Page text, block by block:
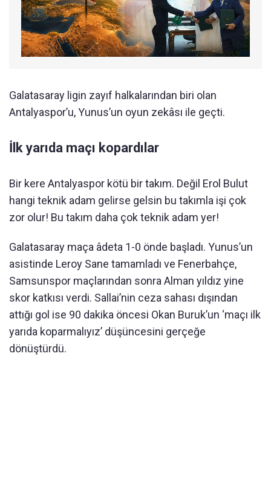
Galatasaray ligin zayıf halkalarından biri olan
Antalyaspor’u, Yunus’un oyun zekâsı ile geçti.
İlk yarıda maçı kopardılar
Bir kere Antalyaspor kötü bir takım. Değil Erol Bulut
hangi teknik adam gelirse gelsin bu takımla işi çok
zor olur! Bu takım daha çok teknik adam yer!
Galatasaray maça âdeta 1-0 önde başladı. Yunus’un
asistinde Leroy Sane tamamladı ve Fenerbahçe,
Samsunspor maçlarından sonra Alman yıldız yine
skor katkısı verdi. Sallai’nin ceza sahası dışından
attığı gol ise 90 dakika öncesi Okan Buruk’un ‘maçı ilk
yarıda koparmalıyız’ düşüncesini gerçeğe
dönüştürdü.